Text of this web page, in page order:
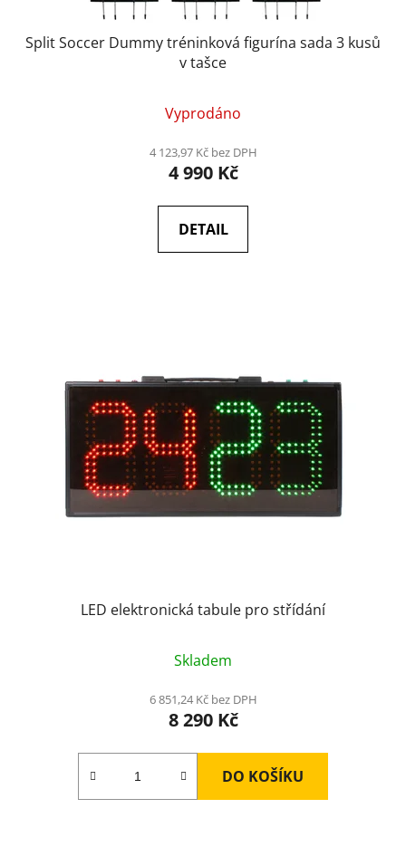
Split Soccer Dummy tréninková figurína sada 3 kusů
v tašce
Vyprodáno
4 123,97 Kč bez DPH
4 990 Kč
DETAIL
LED elektronická tabule pro střídání
Skladem
6 851,24 Kč bez DPH
8 290 Kč
DO KOŠÍKU